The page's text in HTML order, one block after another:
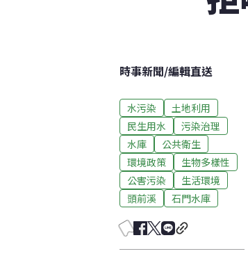
時事新聞/編輯直送
水污染
土地利用
民生用水
污染治理
水庫
公共衛生
環境政策
生物多樣性
公害污染
生活環境
頭前溪
石門水庫